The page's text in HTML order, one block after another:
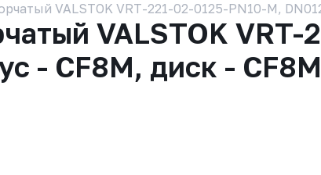
VALSTOK VRT-221-02-0125-PN10-M,
VALSTOK VRT-
- CF8M, диск -